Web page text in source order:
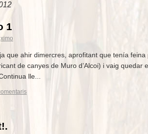
1
ximo
que ahir dimercres, aprofitant que tenía feina
de canyes de Muro d’Alcoi) i vaig quedar
lle...